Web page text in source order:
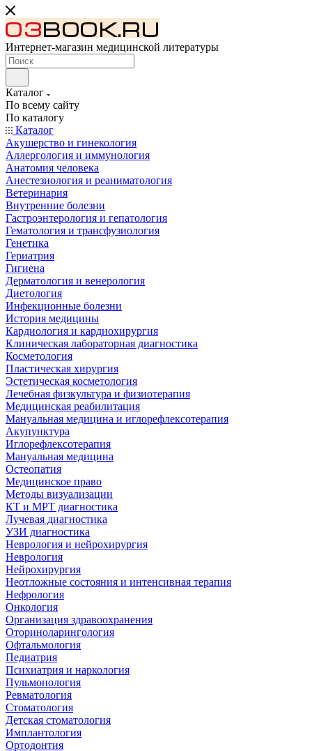
Интернет-магазин медицинской литературы
Каталог
По всему сайту
По каталогу
Каталог
Акушерство и гинекология
Аллергология и иммунология
Анатомия человека
Анестезиология и реаниматология
Ветеринария
Внутренние болезни
Гастроэнтерология и гепатология
Гематология и трансфузиология
Генетика
Гериатрия
Гигиена
Дерматология и венерология
Диетология
Инфекционные болезни
История медицины
Кардиология и кардиохирургия
Клиническая лабораторная диагностика
Косметология
Пластическая хирургия
Эстетическая косметология
Лечебная физкультура и физиотерапия
Медицинская реабилитация
Мануальная медицина и иглорефлексотерапия
Акупунктура
Иглорефлексотерапия
Мануальная медицина
Остеопатия
Медицинское право
Методы визуализации
КТ и МРТ диагностика
Лучевая диагностика
УЗИ диагностика
Неврология и нейрохирургия
Неврология
Нейрохирургия
Неотложные состояния и интенсивная терапия
Нефрология
Онкология
Организация здравоохранения
Оториноларингология
Офтальмология
Педиатрия
Психиатрия и наркология
Пульмонология
Ревматология
Стоматология
Детская стоматология
Имплантология
Ортодонтия